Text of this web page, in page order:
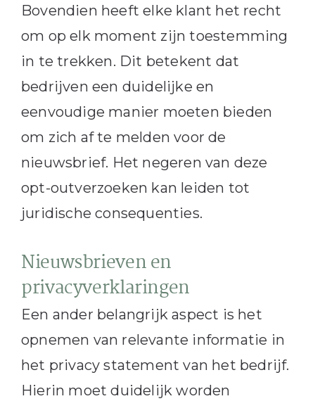
Bovendien heeft elke klant het recht
om op elk moment zijn toestemming
in te trekken. Dit betekent dat
bedrijven een duidelijke en
eenvoudige manier moeten bieden
om zich af te melden voor de
nieuwsbrief. Het negeren van deze
opt-outverzoeken kan leiden tot
juridische consequenties.
Nieuwsbrieven en
privacyverklaringen
Een ander belangrijk aspect is het
opnemen van relevante informatie in
het privacy statement van het bedrijf.
Hierin moet duidelijk worden